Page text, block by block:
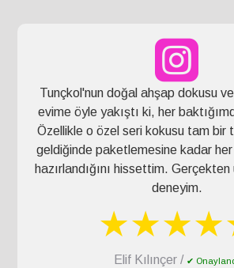
Tunçkol'nun doğal ahşap dokusu
evime öyle yakıştı ki, her
Özellikle o özel seri kokusu tam bir
geldiğinde paketlemesine kadar
hazırlandığını hissettim.
deneyim.
Elif Kılınçer / ✔